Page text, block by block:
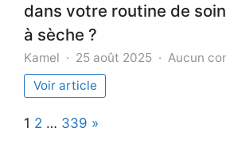
dans votre routine de
à sèche ?
Kamel 25 août 2025 Aucun
Voir article
Page:
1 2 … 339 Next
»